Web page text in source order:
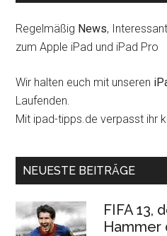
Regelmäßig News,
zum Apple iPad und iPad Pro
Wir halten euch mit unseren
Laufenden.
Mit ipad-tipps.de verpasst ihr
NEUESTE BEITRÄGE
FIFA 13,
Hammer